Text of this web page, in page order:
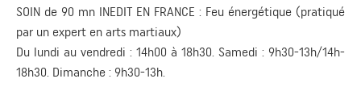
SOIN de 90 mn INEDIT EN FRANCE : Feu énergétique (pratiqué
par un expert en arts martiaux)
Du lundi au vendredi : 14h00 à 18h30. Samedi : 9h30-13h/14h-
18h30. Dimanche : 9h30-13h.